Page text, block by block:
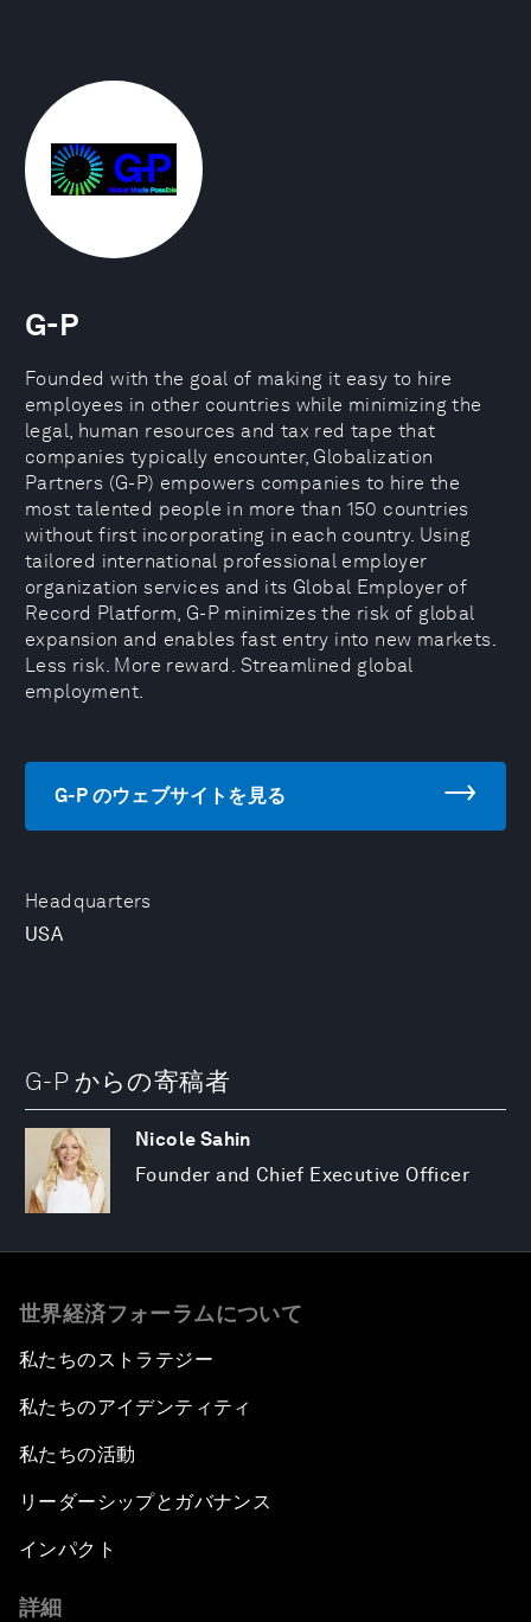
Headquarters
USA
G-P
Founded with the goal of making it easy to hire
employees in other countries while minimizing the
legal, human resources and tax red tape that
companies typically encounter, Globalization
Partners (G-P) empowers companies to hire the
most talented people in more than 150 countries
without first incorporating in each country. Using
tailored international professional employer
organization services and its Global Employer of
Record Platform, G-P minimizes the risk of global
expansion and enables fast entry into new markets.
Less risk. More reward. Streamlined global
employment.
G-P のウェブサイトを見る
G-P からの寄稿者
Nicole Sahin
Founder and Chief Executive Officer
世界経済フォーラムについて
私たちのストラテジー
私たちのアイデンティティ
私たちの活動
リーダーシップとガバナンス
インパクト
詳細